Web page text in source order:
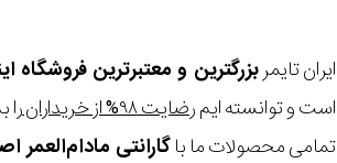
ایران تایمربزرگترین و معتبرترین فروشگاه
است و توانسته ایمرضایت ۹۸% از خریداران
تمامی محصولات ما باگارانتی مادام‌العمر اصالت، ۵ سال ضمانت موتور و ۱۰ سال